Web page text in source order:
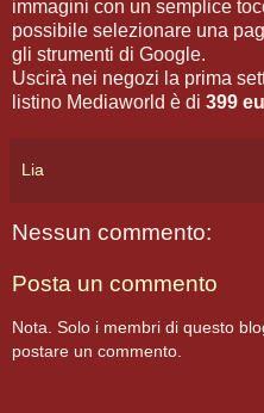
immagini con un semplice
possibile selezionare una
gli strumenti di Google.
Uscirà nei negozi la prima
listino Mediaworld è di 399
Lia
Nessun commento:
Posta un commento
Nota. Solo i membri di questo
postare un commento.